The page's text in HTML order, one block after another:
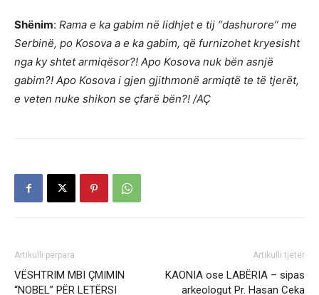
Shënim: Rama e ka gabim në lidhjet e tij “dashurore” me
Serbinë, po Kosova a e ka gabim, që furnizohet kryesisht
nga ky shtet armiqësor?! Apo Kosova nuk bën asnjë
gabim?! Apo Kosova i gjen gjithmonë armiqtë te të tjerët,
e veten nuke shikon se çfarë bën?! /AÇ
Artikulli përpara
VËSHTRIM MBI ÇMIMIN
“NOBEL” PËR LETËRSI
Artikulli tjetër
KAONIA ose LABËRIA – sipas
arkeologut Pr. Hasan Ceka